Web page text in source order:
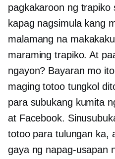
pagkakaroon ng trapiko
kapag nagsimula kang
malamang na
maraming trapiko. At
ngayon? Bayaran mo
maging totoo tungkol
para subukang kumita
at Facebook.
totoo para tulungan ka,
gaya ng napag-usapan